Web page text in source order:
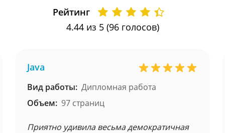
Рейтинг
4.44из 5 (96 голосов)
Java
Вид работы: Дипломная работа
Объем: 97 страниц
Приятно удивила весьма демократичная